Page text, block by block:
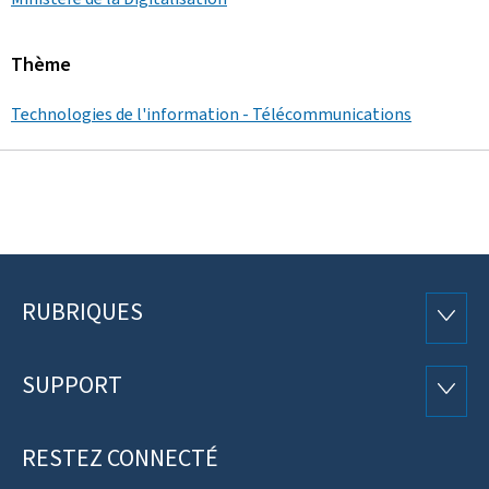
Thème
Technologies de l'information - Télécommunications
Pied
page
RUBRIQUES
SUPPORT
RESTEZ CONNECTÉ